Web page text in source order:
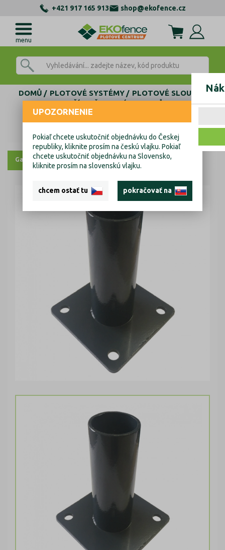
+421 917 165 913 shop@ekofence.cz
menu
DOMŮ PLOTOVÉ SYSTÉMY
PLOTOVÉ SLOUPKY
PŘÍSLUŠENSTVÍ SLOUPKŮ
Patka sloupku ZnPVC D60mm antracit
Patka sloupku ZnPVC D60mm antracit
Galerie
UPOZORNENIE
Pokiaľ chcete uskutočniť objednávku do Českej
republiky, kliknite prosím na českú vlajku. Pokiaľ
chcete uskutočniť objednávku na Slovensko,
kliknite prosím na slovenskú vlajku.
chcem ostať tu pokračovať na